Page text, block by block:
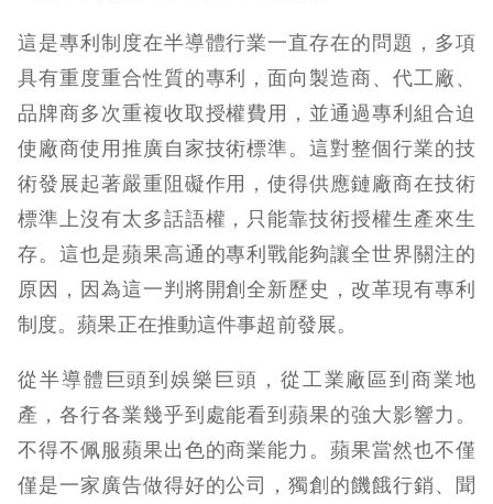
這是專利制度在半導體行業一直存在的問題，多項
具有重度重合性質的專利，面向製造商、代工廠、
品牌商多次重複收取授權費用，並通過專利組合迫
使廠商使用推廣自家技術標準。這對整個行業的技
術發展起著嚴重阻礙作用，使得供應鏈廠商在技術
標準上沒有太多話語權，只能靠技術授權生產來生
存。這也是蘋果高通的專利戰能夠讓全世界關注的
原因，因為這一判將開創全新歷史，改革現有專利
制度。蘋果正在推動這件事超前發展。
從半導體巨頭到娛樂巨頭，從工業廠區到商業地
產，各行各業幾乎到處能看到蘋果的強大影響力。
不得不佩服蘋果出色的商業能力。蘋果當然也不僅
僅是一家廣告做得好的公司，獨創的饑餓行銷、聞